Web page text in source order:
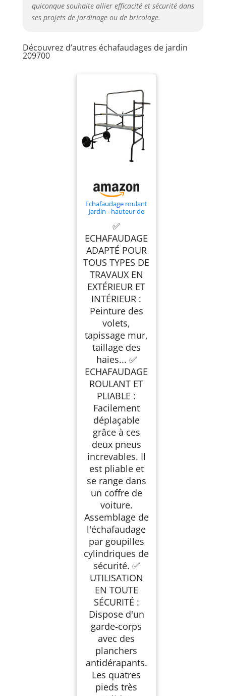
quiconque souhaite allier efficacité et sécurité dans
ses projets de jardinage ou de bricolage.
Découvrez d’autres échafaudages de jardin
209700
Echafaudage roulant
Jardin - hauteur de
roues increvables -
Echafaudage mobile
sur roues - 150Kg
✅
ECHAFAUDAGE
ADAPTÉ POUR
TOUS TYPES DE
TRAVAUX EN
EXTÉRIEUR ET
INTÉRIEUR :
Peinture des
volets,
tapissage mur,
taillage des
haies... ✅
ECHAFAUDAGE
ROULANT ET
PLIABLE :
Facilement
déplaçable
grâce à ces
deux pneus
increvables. Il
est pliable et
se range dans
un coffre de
voiture.
Assemblage de
l'échafaudage
par goupilles
cylindriques de
sécurité. ✅
UTILISATION
EN TOUTE
SÉCURITÉ :
Dispose d'un
garde-corps
avec des
planchers
antidérapants.
Les quatres
pieds très